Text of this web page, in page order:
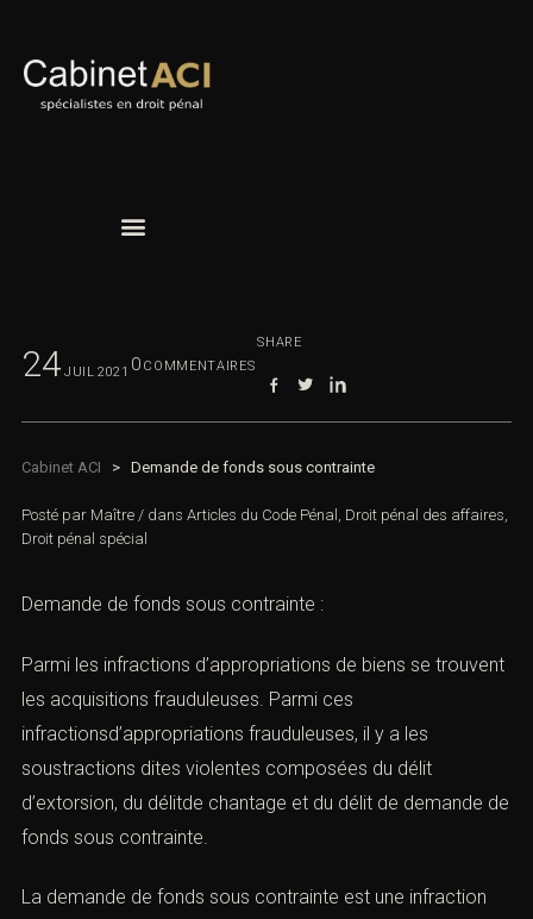
24 JUIL 2021 0 COMMENTAIRES
SHARE
Cabinet ACI > Demande de fonds sous contrainte
Posté par Maître / dans Articles du Code Pénal , Droit pénal des affaires,
Droit pénal spécial
Demande de fonds sous contrainte :
Parmi les infractions d’appropriations de biens se trouvent
les acquisitions frauduleuses. Parmi ces
infractionsd’appropriations frauduleuses, il y a les
soustractions dites violentes composées du délit
d’extorsion, du délitde chantage et du délit de demande de
fonds sous contrainte.
La demande de fonds sous contrainte est une infraction